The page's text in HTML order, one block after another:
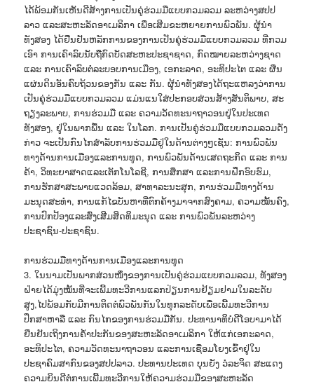
ໄດ້ພ້ອມກັນເຫັນດີສ້າງການເປັນຄູ່ຮ່ວມມືແບບກວມລວມ ລະຫວ່າງສປປ
ລາວ ແລະສະຫະລັດອາເມລິກາ ເພື່ອເສີມຂະຫຍາຍການພົວພັນ. ຜູ້ນຳ
ທັງສອງ ໄດ້ຢືນຢັນຫລັກການຂອງການເປັນຄູ່ຮ່ວມມືແບບກວມລວມ ທີ່ກວມ
ເອົາ ການເຄົາລົບນັບຖືກົດບັດສະຫະປະຊາຊາດ, ກົດໝາຍລະຫວ່າງຊາດ
ແລະ ການເຄົາລົບຕໍ່ລະບອບການເມືອງ, ເອກະລາດ, ອະທິປະໄຕ ແລະ ຜືນ
ແຜ່ນດິນອັນຄົບຖ້ວນຂອງກັນ ແລະ ກັນ. ຜູ້ນຳທັງສອງໄດ້ຖະແຫລງວ່າການ
ເປັນຄູ່ຮ່ວມມືແບບກວມລວມ ແມ່ນແນໃສ່ປະກອບສ່ວນສ້າງສັນຕິພາບ, ສະ
ຖຽງລະພາບ, ການຮ່ວມມື ແລະ ຄວາມວັດທະນາຖາວອນຢູ່ໃນປະເທດ
ທັງສອງ, ຢູ່ໃນພາກພື້ນ ແລະ ໃນໂລກ. ການເປັນຄູ່ຮ່ວມມືແບບກວມລວມດັ່ງ
ກ່າວ ຈະເປັນກົນໄກສຳລັບການຮ່ວມມືຢູ່ໃນດ້ານຕ່າງໆເຊັ່ນ: ການພົວພັນ
ທາງດ້ານການເມືອງແລະການທູດ, ການພົວພັນດ້ານເສດຖະກິດ ແລະ ການ
ຄ້າ, ວິທະຍາສາດແລະເຕັກໂນໂລຊີ, ການສຶກສາ ແລະການຝຶກອົບຮົມ,
ການຮັກສາສະພາບແວດລ້ອມ, ສາທາລະນະສຸກ, ການຮ່ວມມືທາງດ້ານ
ມະນຸດສະທຳ, ການແກ້ໄຂບັນຫາທີ່ຕົກຄ້າງມາຈາກສົງຄາມ, ຄວາມໝັ້ນຄົງ,
ການປົກປ້ອງແລະສົ່ງເສີມສິດທິມະນຸດ ແລະ ການພົວພັນລະຫວ່າງ
ປະຊາຊົນ-ປະຊາຊົນ.
ການຮ່ວມມືທາງດ້ານການເມືອງແລະການທູດ
3. ໃນນາມເປັນພາກສ່ວນໜຶ່ງຂອງການເປັນຄູ່ຮ່ວມແບບກວມລວມ, ທັງສອງ
ຝ່າຍໄດ້ມຸ່ງໝັ້ນທີ່ຈະເພີ້ມທະວີການແລກປ່ຽນການຢ້ຽມຢາມໃນລະດັບ
ສູງ,ໄປພ້ອມກັບມີການຕິດຕໍ່ພົວພັນກັນໃນທຸກລະດັບເພື່ອເພີ້ມທະວີການ
ປຶກສາຫາລື ແລະ ກົນໄກຂອງການຮ່ວມມືກັນ. ປະທານາທິບໍດີໂອບາມາໄດ້
ຢືນຢັນເຖິງການຄ້ຳປະກັນຂອງສະຫະລັດອາເມລິກາ ໃຫ້ແກ່ເອກະລາດ,
ອະທິປະໄຕ, ຄວາມວັດທະນາຖາວອນ ແລະການເຊື່ອມໂຍງເຂົ້າຢູ່ໃນ
ປະຊາຄົມສາກົນຂອງສປປລາວ. ປະທານປະເທດ ບຸນຍັງ ວໍລະຈິດ ສະແດງ
ຄວາມຍິນດີຕໍ່ການເພີ້ມທະວີການໃຫ້ຄວາມຮ່ວມມືຂອງສະຫະລັດ